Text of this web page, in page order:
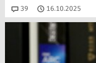
39 Kommentare
16.10.2025